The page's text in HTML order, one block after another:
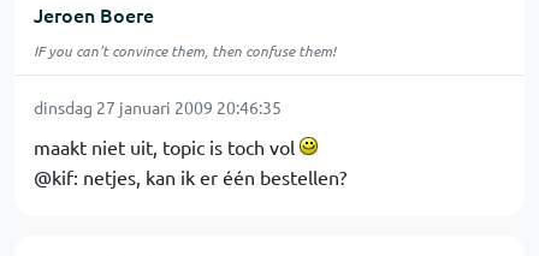
Jeroen Boere
IF you can't convince them, then confuse them!
dinsdag 27 januari 2009 20:46:35
maakt niet uit, topic is toch vol
@kif: netjes, kan ik er één bestellen?